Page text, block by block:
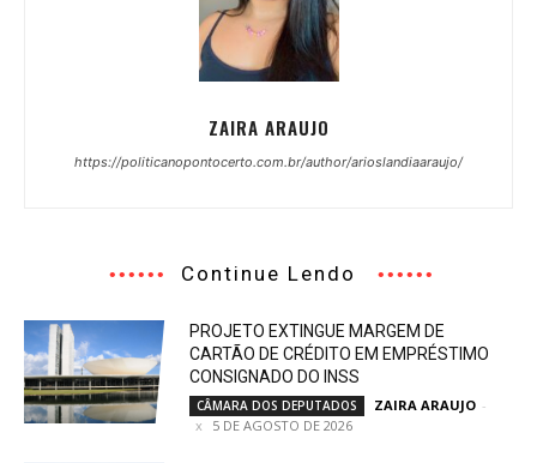
ZAIRA ARAUJO
https://politicanopontocerto.com.br/author/arioslandiaaraujo/
Continue Lendo
PROJETO EXTINGUE MARGEM DE
CARTÃO DE CRÉDITO EM EMPRÉSTIMO
CONSIGNADO DO INSS
CÂMARA DOS DEPUTADOS ZAIRA ARAUJO -
5 DE AGOSTO DE 2026